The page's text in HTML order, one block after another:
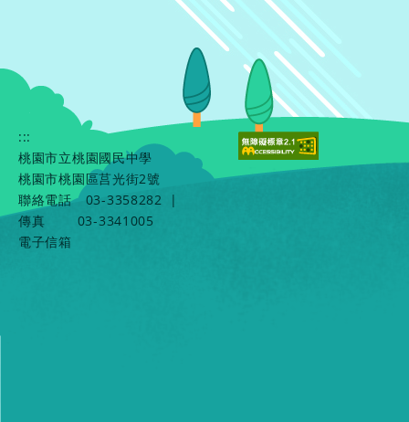
:::
桃園市立桃園國民中學
桃園市桃園區莒光街2號
聯絡電話
03-3358282
|
傳真
03-3341005
電子信箱